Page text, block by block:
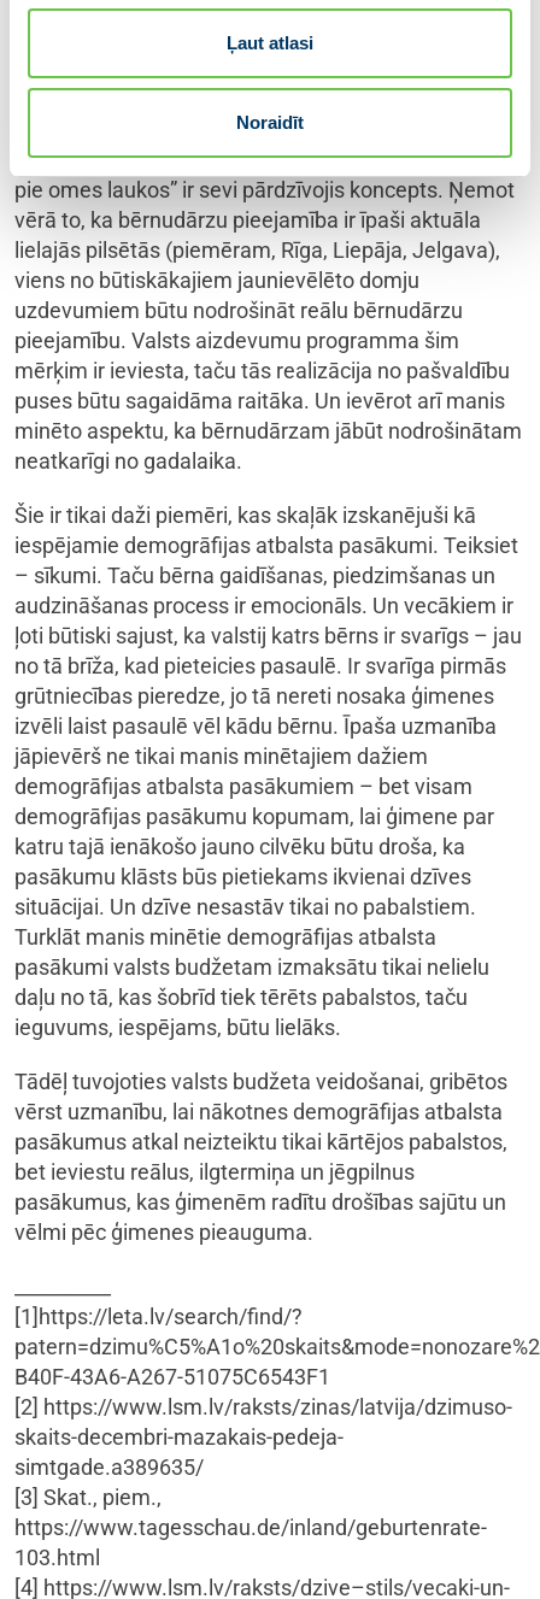
Ļaut atlasi
Noraidīt
ļoti šāds piespiedu atvaļinājums ar pretrunā Darba
likumam, jo ne visiem vecākiem ir iespēja mēnesi
vasarā paņemt brīvu. Vai kā šāds piespiedu
atvaļinājums ietekmē vientuļos vecākus. Un
izmisušie vecāki meklē iespējas savu atvasi mēnesi
izklaidēt, jo demogrāfijas atbalsta pasākums “vasara
pie omes laukos” ir sevi pārdzīvojis koncepts. Ņemot
vērā to, ka bērnudārzu pieejamība ir īpaši aktuāla
lielajās pilsētās (piemēram, Rīga, Liepāja, Jelgava),
viens no būtiskākajiem jaunievēlēto domju
uzdevumiem būtu nodrošināt reālu bērnudārzu
pieejamību. Valsts aizdevumu programma šim
mērķim ir ieviesta, taču tās realizācija no pašvaldību
puses būtu sagaidāma raitāka. Un ievērot arī manis
minēto aspektu, ka bērnudārzam jābūt nodrošinātam
neatkarīgi no gadalaika.
Šie ir tikai daži piemēri, kas skaļāk izskanējuši kā
iespējamie demogrāfijas atbalsta pasākumi. Teiksiet
– sīkumi. Taču bērna gaidīšanas, piedzimšanas un
audzināšanas process ir emocionāls. Un vecākiem ir
ļoti būtiski sajust, ka valstij katrs bērns ir svarīgs – jau
no tā brīža, kad pieteicies pasaulē. Ir svarīga pirmās
grūtniecības pieredze, jo tā nereti nosaka ģimenes
izvēli laist pasaulē vēl kādu bērnu. Īpaša uzmanība
jāpievērš ne tikai manis minētajiem dažiem
demogrāfijas atbalsta pasākumiem – bet visam
demogrāfijas pasākumu kopumam, lai ģimene par
katru tajā ienākošo jauno cilvēku būtu droša, ka
pasākumu klāsts būs pietiekams ikvienai dzīves
situācijai. Un dzīve nesastāv tikai no pabalstiem.
Turklāt manis minētie demogrāfijas atbalsta
pasākumi valsts budžetam izmaksātu tikai nelielu
daļu no tā, kas šobrīd tiek tērēts pabalstos, taču
ieguvums, iespējams, būtu lielāks.
Tādēļ tuvojoties valsts budžeta veidošanai, gribētos
vērst uzmanību, lai nākotnes demogrāfijas atbalsta
pasākumus atkal neizteiktu tikai kārtējos pabalstos,
bet ieviestu reālus, ilgtermiņa un jēgpilnus
pasākumus, kas ģimenēm radītu drošības sajūtu un
vēlmi pēc ģimenes pieauguma.
[1]https://leta.lv/search/find/?
B40F-43A6-A267-51075C6543F1
[2] https://www.lsm.lv/raksts/zinas/latvija/dzimuso-
skaits-decembri-mazakais-pedeja-
simtgade.a389635/
[3] Skat., piem.,
https://www.tagesschau.de/inland/geburtenrate-
103.html
[4] https://www.lsm.lv/raksts/dzive–stils/vecaki-un-